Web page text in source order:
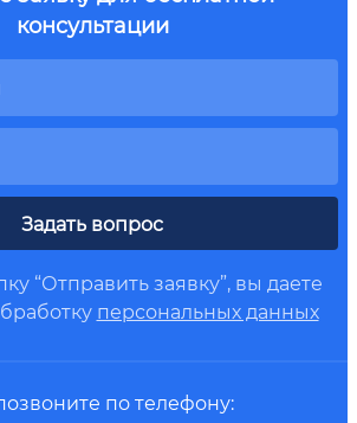
консультации
Задать вопрос
“Отправить заявку”, вы даете
персональных данных
по телефону: